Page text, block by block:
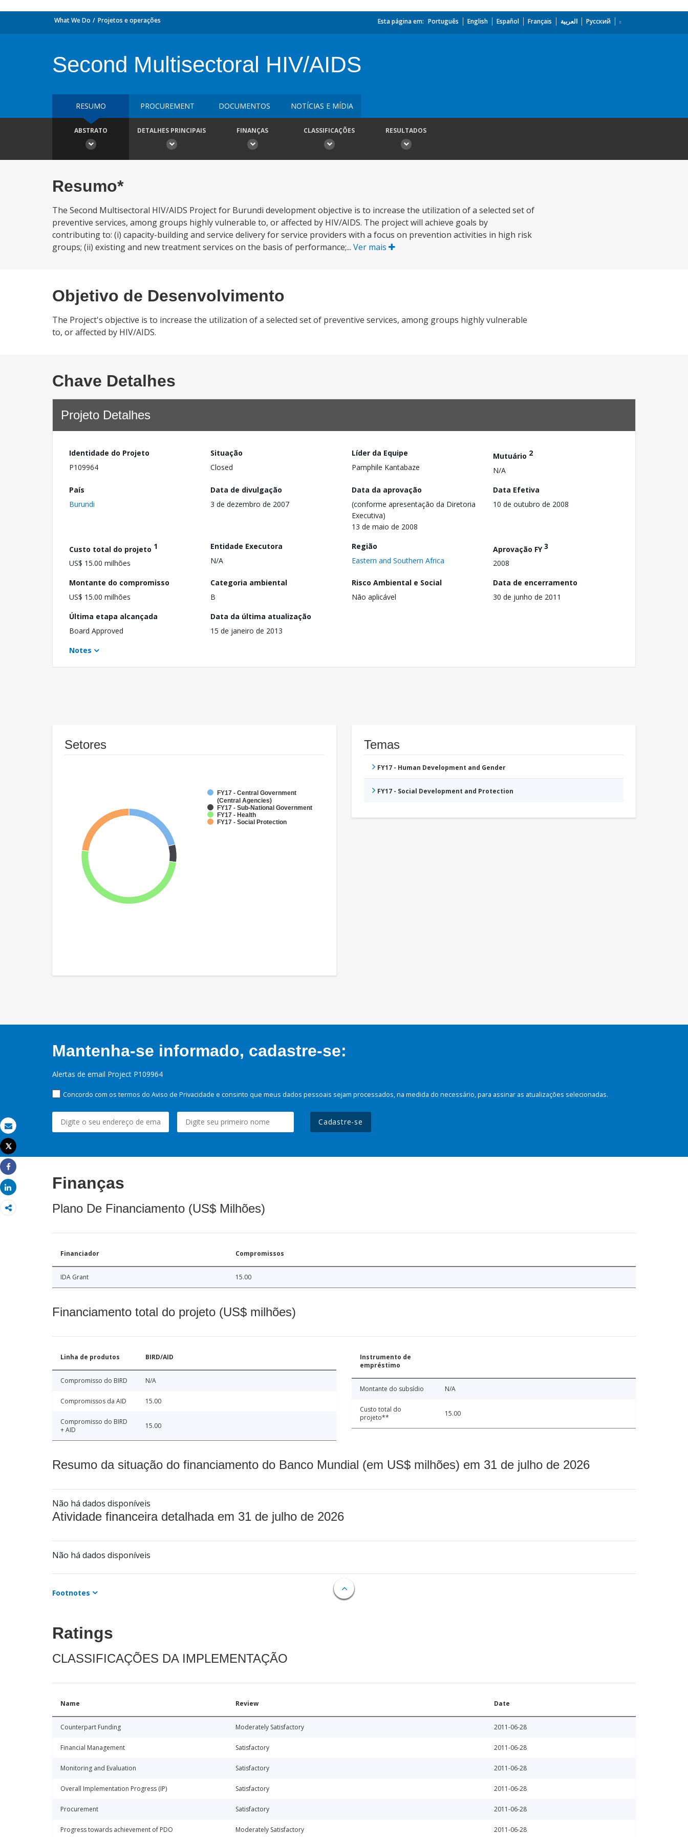
Email
Imprimir
Tweet
Share
Share
What We Do Projetos e operações Esta página em: Português English Español Français العربية Русский
Second Multisectoral HIV/AIDS
RESUMO PROCUREMENT DOCUMENTOS NOTÍCIAS E MÍDIA
ABSTRATO DETALHES PRINCIPAIS FINANÇAS CLASSIFICAÇÕES RESULTADOS
Resumo*
The Second Multisectoral HIV/AIDS Project for Burundi development objective is to increase the utilization of a selected set of
preventive services, among groups highly vulnerable to, or affected by HIV/AIDS. The project will achieve goals by
contributing to: (i) capacity-building and service delivery for service providers with a focus on prevention activities in high risk
groups; (ii) existing and new treatment services on the basis of performance;... Ver mais
Objetivo de Desenvolvimento
The Project's objective is to increase the utilization of a selected set of preventive services, among groups highly vulnerable
to, or affected by HIV/AIDS.
Chave Detalhes
Projeto Detalhes
Identidade do Projeto
P109964
Situação
Closed
Líder da Equipe
Pamphile Kantabaze
Mutuário 2
N/A
País
Burundi
Data de divulgação
3 de dezembro de 2007
Data da aprovação
(conforme apresentação da Diretoria
Executiva)
13 de maio de 2008
Data Efetiva
10 de outubro de 2008
Custo total do projeto 1
US$ 15.00 milhões
Entidade Executora
N/A
Região
Eastern and Southern Africa
Aprovação FY3
2008
Montante do compromisso
US$ 15.00 milhões
Categoria ambiental
B
Risco Ambiental e Social
Não aplicável
Data de encerramento
30 de junho de 2011
Última etapa alcançada
Board Approved
Data da última atualização
15 de janeiro de 2013
Notes
Setores
FY17 - Central Government
(Central Agencies)
FY17 - Sub-National Government
FY17 - Health
FY17 - Social Protection
Temas
FY17 - Human Development and Gender
FY17 - Social Development and Protection
Mantenha-se informado, cadastre-se:
Alertas de email Project P109964
Concordo com os termos do Aviso de Privacidade e consinto que meus dados pessoais sejam processados, na medida do necessário, para assinar as atualizações selecionadas.
Cadastre-se
Finanças
Plano De Financiamento (US$ Milhões)
Financiador Compromissos
IDA Grant 15.00
Financiamento total do projeto (US$ milhões)
Linha de produtos BIRD/AID
Compromisso do BIRD N/A
Compromissos da AID 15.00
Compromisso do BIRD
+ AID
15.00
Instrumento de
empréstimo
Montante do subsídio N/A
Custo total do
projeto**
15.00
Resumo da situação do financiamento do Banco Mundial (em US$ milhões) em 31 de julho de 2026
Não há dados disponíveis
Atividade financeira detalhada em 31 de julho de 2026
Não há dados disponíveis
Footnotes
Ratings
CLASSIFICAÇÕES DA IMPLEMENTAÇÃO
Name Review Date
Counterpart Funding Moderately Satisfactory 2011-06-28
Financial Management Satisfactory 2011-06-28
Monitoring and Evaluation Satisfactory 2011-06-28
Overall Implementation Progress (IP) Satisfactory 2011-06-28
Procurement Satisfactory 2011-06-28
Progress towards achievement of PDO Moderately Satisfactory 2011-06-28